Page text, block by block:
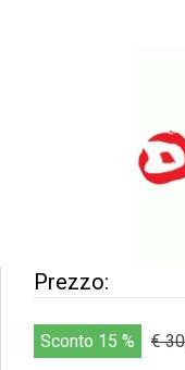
Prezzo:
Sconto 15 % €